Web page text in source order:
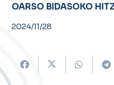
OARSO BIDASOKO
2024/11/28